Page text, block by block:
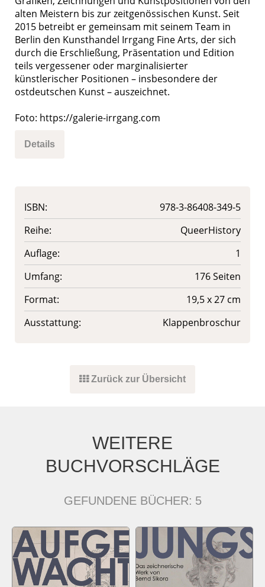
alten Meistern bis zur zeitgenössischen Kunst. Seit
2015 betreibt er gemeinsam mit seinem Team in
Berlin den Kunsthandel Irrgang Fine Arts, der sich
durch die Erschließung, Präsentation und Edition
teils vergessener oder marginalisierter
künstlerischer Positionen – insbesondere der
ostdeutschen Kunst – auszeichnet.
Foto: https://galerie-irrgang.com
Details
ISBN:
978-3-86408-349-5
Reihe:
QueerHistory
Auflage:
1
Umfang:
176 Seiten
Format:
19,5 x 27 cm
Ausstattung:
Klappenbroschur
Zurück zur Übersicht
WEITERE
BUCHVORSCHLÄGE
GEFUNDENE BÜCHER: 5